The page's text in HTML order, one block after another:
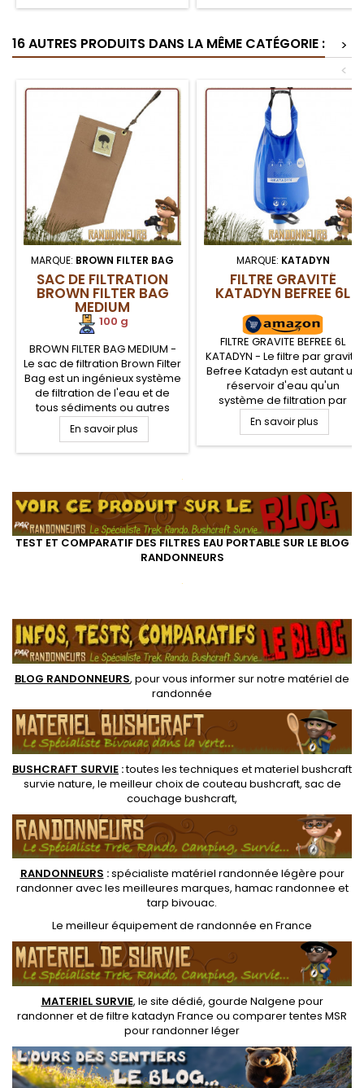
de transport. Capacité de 8
transport, bouchon large
ouverture et robinet
Capacité de filtration 0.2
Litres d'eau (en fonction de la
qualité de l'eau)
16 AUTRES PRODUITS DANS LA MÊME CATÉGORIE :
>
<
MARQUE: BROWN FILTER BAG
SAC DE FILTRATION
BROWN FILTER BAG
MEDIUM
100 g
BROWN FILTER BAG MEDIUM -
Le sac de filtration Brown Filter
Bag est un ingénieux système
de filtration de l'eau et de
tous sédiments ou autres
matières organiques
présentes dans l'eau
récoltée en pleine nature.
votre filtre à eau ou
traitement eau pour rendre
l'eau potable
En savoir plus
MARQUE: KATADYN
FILTRE GRAVITÉ
KATADYN BEFREE 6L
FILTRE GRAVITE BEFREE 6L
KATADYN - Le filtre par gravité
Befree Katadyn est autant un
réservoir d'eau qu'un
système de filtration par
gravité pour seulement 263
g. Capable de filtre près de 2
litres par minute, le filtre
sangle de suspente et tuyaux.
Filtre eau portable idéal pour
un bivouac de randonnée...
En savoir plus
.
TEST ET COMPARATIF DES FILTRES EAU PORTABLE SUR LE BLOG
RANDONNEURS
.
BLOG RANDONNEURS, pour vous informer sur notre matériel de
randonnée
BUSHCRAFT SURVIE :toutes les techniques etmateriel bushcraft
survie nature, le meilleur choix de couteau bushcraft, sac de
couchage bushcraft,
RANDONNEURS :spécialiste matériel randonnée légère pour
randonner avec les meilleures marques, hamac randonnee et
tarp bivouac.
Le meilleur équipement de randonnée en France
MATERIEL SURVIE, le site dédié, gourde Nalgene pour
randonneret defiltre katadyn France ou comparer tentes MSR
pour randonner léger